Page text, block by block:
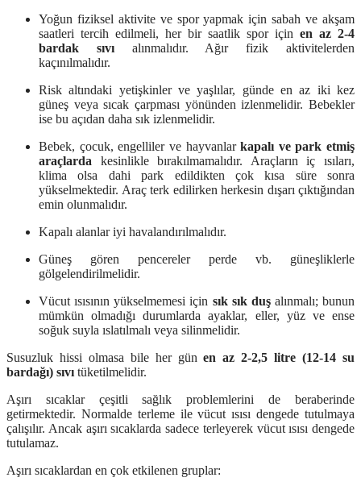
Yoğun fiziksel aktivite ve spor yapmak için sabah ve akşam
saatleri tercih edilmeli, her bir saatlik spor için en az 2-4
bardak sıvı alınmalıdır. Ağır fizik aktivitelerden
kaçınılmalıdır.
Risk altındaki yetişkinler ve yaşlılar, günde en az iki kez
güneş veya sıcak çarpması yönünden izlenmelidir. Bebekler
ise bu açıdan daha sık izlenmelidir.
Bebek, çocuk, engelliler ve hayvanlarkapalı ve park etmiş
araçlarda kesinlikle bırakılmamalıdır. Araçların iç ısıları,
klima olsa dahi park edildikten çok kısa süre sonra
yükselmektedir. Araç terk edilirken herkesin dışarı çıktığından
emin olunmalıdır.
Kapalı alanlar iyi havalandırılmalıdır.
Güneş gören pencereler perde vb. güneşliklerle
gölgelendirilmelidir.
Vücut ısısının yükselmemesi için sık sık duş alınmalı; bunun
mümkün olmadığı durumlarda ayaklar, eller, yüz ve ense
soğuk suyla ıslatılmalı veya silinmelidir.
Susuzluk hissi olmasa bile her günen az 2-2,5 litre (12-14 su
bardağı) sıvı tüketilmelidir.
Aşırı sıcaklar çeşitli sağlık problemlerini de beraberinde
getirmektedir. Normalde terleme ile vücut ısısı dengede tutulmaya
çalışılır. Ancak aşırı sıcaklarda sadece terleyerek vücut ısısı dengede
tutulamaz.
Aşırı sıcaklardan en çok etkilenen gruplar: